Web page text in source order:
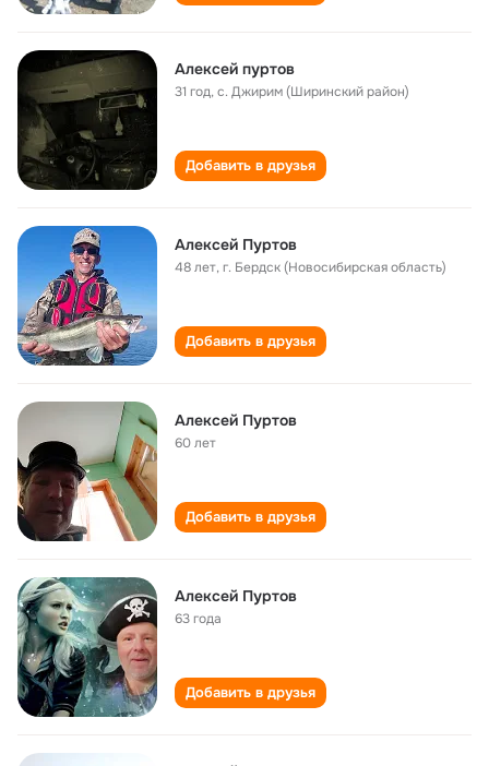
Алексей пуртов
31 год,с. Джирим (Ширинский район)
Добавить в друзья
Алексей Пуртов
48 лет,г. Бердск (Новосибирская область)
Добавить в друзья
Алексей Пуртов
60 лет
Добавить в друзья
Алексей Пуртов
63 года
Добавить в друзья